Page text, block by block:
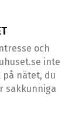
och
inte
på nätet, du
sakkunniga